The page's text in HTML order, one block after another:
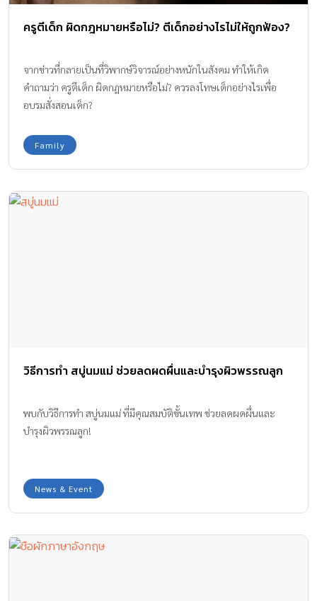
ครูตีเด็ก ผิดกฎหมายหรือไม่? ตีเด็กอย่างไรไม่ให้ถูกฟ้อง?
จากข่าวที่กลายเป็นที่วิพากษ์วิจารณ์อย่างหนักในสังคม ทำให้เกิด
คำถามว่า ครูตีเด็ก ผิดกฎหมายหรือไม่? ควรลงโทษเด็กอย่างไรเพื่อ
อบรมสั่งสอนเด็ก?
Family
วิธีการทำ สบู่นมแม่ ช่วยลดผดผื่นและบำรุงผิวพรรณลูก
พบกับวิธีการทำ สบู่นมแม่ ที่มีคุณสมบัติขั้นเทพ ช่วยลดผดผื่นและ
บำรุงผิวพรรณลูก!
News & Event